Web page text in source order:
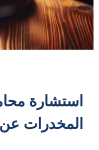
استشارة
المخدرات